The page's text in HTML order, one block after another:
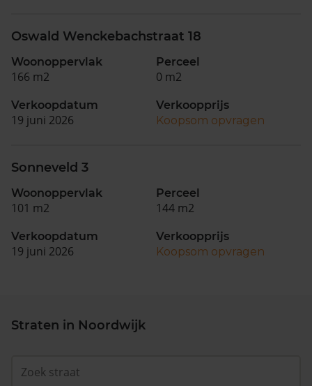
Oswald Wenckebachstraat 18
Woonoppervlak
166 m2
Perceel
0 m2
Verkoopdatum
19 juni 2026
Verkoopprijs
Koopsom opvragen
Sonneveld 3
Woonoppervlak
101 m2
Perceel
144 m2
Verkoopdatum
19 juni 2026
Verkoopprijs
Koopsom opvragen
Straten in Noordwijk